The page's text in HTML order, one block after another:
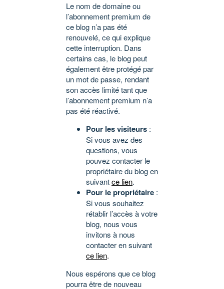
Le nom de domaine ou
l’abonnement premium de
ce blog n’a pas été
renouvelé, ce qui explique
cette interruption. Dans
certains cas, le blog peut
également être protégé par
un mot de passe, rendant
son accès limité tant que
l’abonnement premium n’a
pas été réactivé.
Pour les visiteurs :
Si vous avez des
questions, vous
pouvez contacter le
propriétaire du blog en
suivantce lien.
Pour le propriétaire :
Si vous souhaitez
rétablir l’accès à votre
blog, nous vous
invitons à nous
contacter en suivant
ce lien.
Nous espérons que ce blog
pourra être de nouveau